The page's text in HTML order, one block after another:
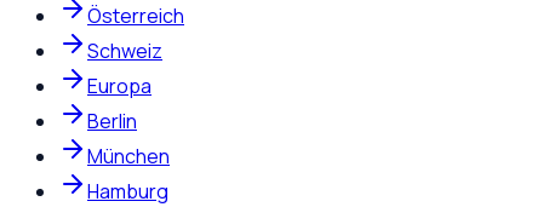
Österreich
Schweiz
Europa
Berlin
München
Hamburg